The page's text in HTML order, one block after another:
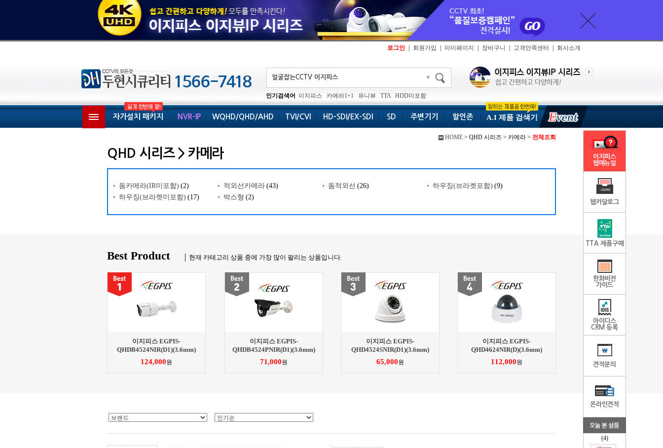
로그인 회원가입 마이페이지 장바구니 고객만족센터 회사소개
▼
인기검색어 이지피스 카메라1+1 유니뷰 TTA HDD미포함
자가설치 패키지 NVR-IP WQHD/QHD/AHD TVI/CVI HD-SDI/EX-SDI SD 주변기기 할인존 A.I 제품 검색기
HOME > QHD 시리즈 > 카메라 > 전체조회
QHD 시리즈 > 카메라
돔카메라(IR미포함) (2) 적외선카메라 (43) 돔적외선 (26) 하우징(브라켓포함) (9)
하우징(브라켓미포함) (17) 박스형 (2)
Best Product │ 현재 카테고리 상품 중에 가장 많이 팔리는 상품입니다.
이지피스 EGPIS-
QHDB4524NIR(D1)(3.6mm)
124,000원
이지피스 EGPIS-
QHDB4524PNIR(D1)(3.6mm)
71,000원
이지피스 EGPIS-
QHD4524SNIR(D1)(3.6mm)
65,000원
이지피스 EGPIS-
QHD4624NIR(D)(3.6mm)
112,000원
이지피스
웹매뉴얼
웹카달로그
TTA 제품구매
한화비전
가이드
아이디스
CRM 등록
견적문의
온라인견적
(4)